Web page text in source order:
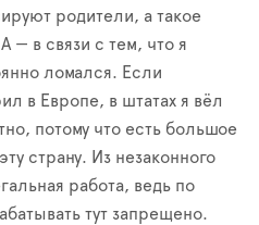
родители, а такое
в связи с тем, что я
ломался. Если
в Европе, в штатах я вёл
потому что есть большое
страну. Из незаконного
работа, ведь по
тут запрещено.